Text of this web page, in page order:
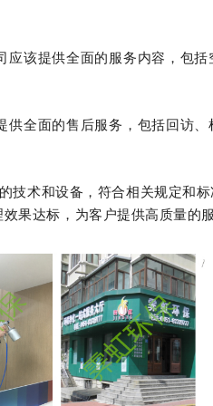
该提供全面的服务内容，包
全面的售后服务，包括回访
术和设备，符合相关规定和
果达标，为客户提供高质量的